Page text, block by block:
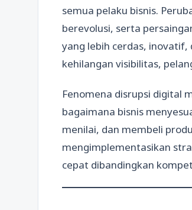
semua pelaku bisnis.
berevolusi, serta
yang lebih cerdas,
kehilangan visibilitas,
Fenomena disrupsi digital
bagaimana bisnis
menilai, dan membeli
mengimplementasikan
cepat dibandingkan